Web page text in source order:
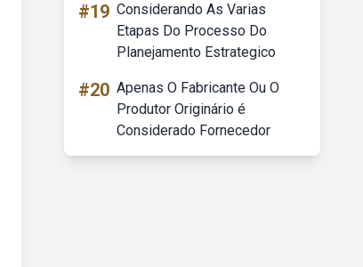
#19 Considerando As Varias
Etapas Do Processo Do
Planejamento Estrategico
#20 Apenas O Fabricante Ou O
Produtor Originário é
Considerado Fornecedor